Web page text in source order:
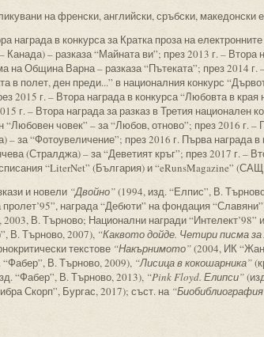
на френски, английски, сръбски, македонски
награда в конкурса за Кратка проза на
– разказа “Майната ви”; през 2013 г. – Втора
на Община Варна – разказа “Пътеката”; през 2014 г.
в полет, ден преди...” в националния конкурс
2015 г. – Втора награда в конкурса “Любовта в
г. – Втора награда за разказ в Третия национален
човек” – за “Любов, отново”; през 2016 г. –
– за “Фотоувеличение”; през 2016 г. Първа награда
(Стралджа) – за “Деветият кръг”; през 2017 г. –
“LiterNet” (България) и “eRunsMagazine”
и новели “Двойно”(1994, изд. “Елпис”, В.
награда “Дебюти” на фондация
В. Търново; Национални награди “Интелект’98”
В. Търново, 2007), “Каквото дойде. Четири писма
текстове “Накърнимото”(2004, ИК
“Фабер”, В. Търново, 2009), “Лисица в кокошарника”
“Фабер”, В. Търново, 2013), “Pink Floyd. Елипси”
Скорп”, Бургас, 2017); съст. на